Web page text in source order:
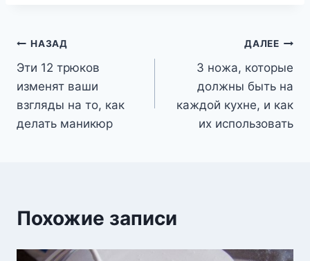
Навигация
по
записям
НАЗАД
Эти 12 трюков
изменят ваши
взгляды на то, как
делать маникюр
ДАЛЕЕ
3 ножа, которые
должны быть на
каждой кухне, и как
их использовать
Похожие записи